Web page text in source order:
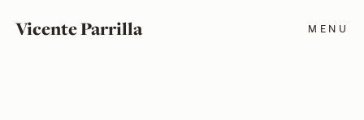
Vicente Parrilla MENU